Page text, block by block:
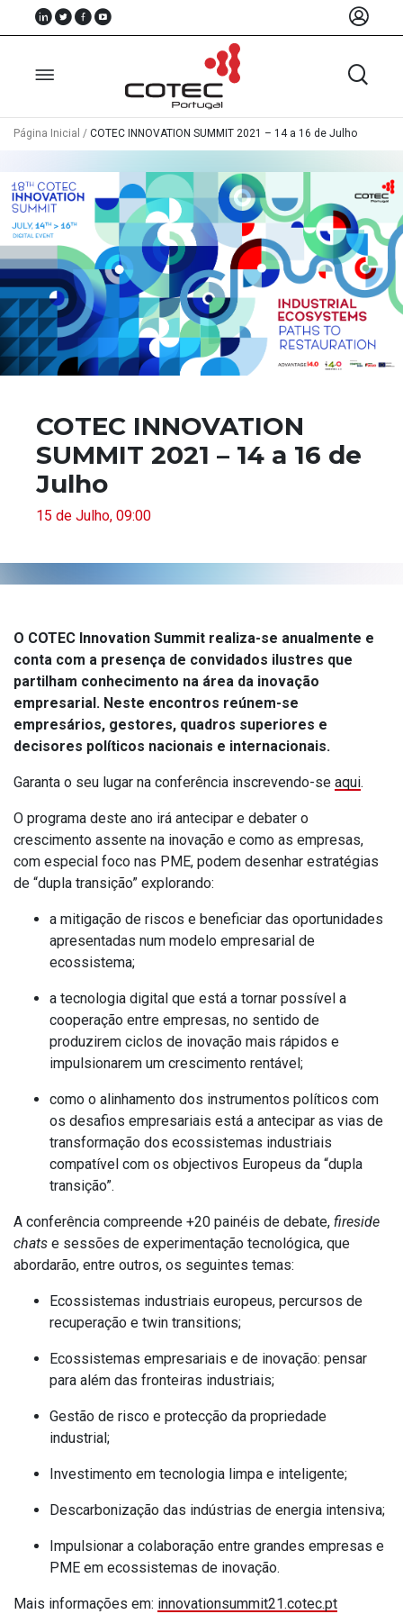
Sobre
Nós
Associados
Recursos
Notícias
Eventos
Página Inicial / COTEC INNOVATION SUMMIT 2021 – 14 a 16 de Julho
COTEC INNOVATION
SUMMIT 2021 – 14 a 16 de
Julho
15 de Julho, 09:00
O COTEC Innovation Summit realiza-se anualmente e
conta com a presença de convidados ilustres que
partilham conhecimento na área da inovação
empresarial. Neste encontros reúnem-se
empresários, gestores, quadros superiores e
decisores políticos nacionais e internacionais.
Garanta o seu lugar na conferência inscrevendo-se aqui.
O programa deste ano irá antecipar e debater o
crescimento assente na inovação e como as empresas,
com especial foco nas PME, podem desenhar estratégias
de “dupla transição” explorando:
a mitigação de riscos e beneficiar das oportunidades
apresentadas num modelo empresarial de
ecossistema;
a tecnologia digital que está a tornar possível a
cooperação entre empresas, no sentido de
produzirem ciclos de inovação mais rápidos e
impulsionarem um crescimento rentável;
como o alinhamento dos instrumentos políticos com
os desafios empresariais está a antecipar as vias de
transformação dos ecossistemas industriais
compatível com os objectivos Europeus da “dupla
transição”.
A conferência compreende +20 painéis de debate, fireside
chats e sessões de experimentação tecnológica, que
abordarão, entre outros, os seguintes temas:
Ecossistemas industriais europeus, percursos de
recuperação e twin transitions;
Ecossistemas empresariais e de inovação: pensar
para além das fronteiras industriais;
Gestão de risco e protecção da propriedade
industrial;
Investimento em tecnologia limpa e inteligente;
Descarbonização das indústrias de energia intensiva;
Impulsionar a colaboração entre grandes empresas e
PME em ecossistemas de inovação.
Mais informações em: innovationsummit21.cotec.pt